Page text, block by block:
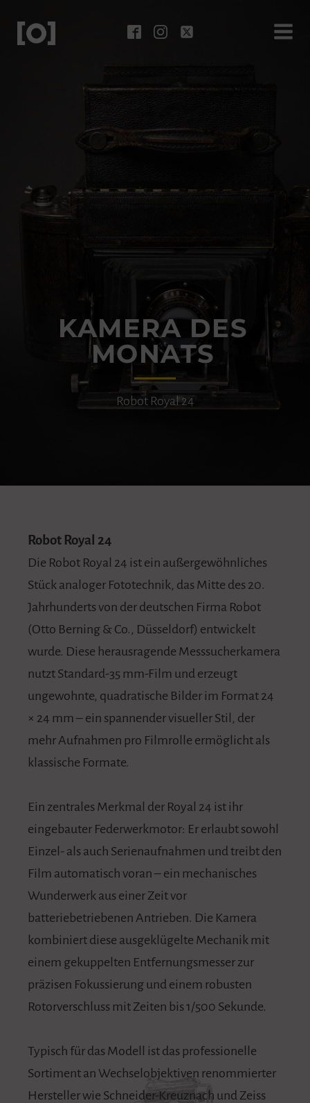
KAMERA DES
MONATS
Robot Royal 24
Robot Royal 24
Die Robot Royal 24 ist ein außergewöhnliches
Stück analoger Fototechnik, das Mitte des 20.
Jahrhunderts von der deutschen Firma Robot
(Otto Berning & Co., Düsseldorf) entwickelt
wurde. Diese herausragende Messsucherkamera
nutzt Standard-35 mm-Film und erzeugt
ungewohnte, quadratische Bilder im Format 24
× 24 mm – ein spannender visueller Stil, der
mehr Aufnahmen pro Filmrolle ermöglicht als
klassische Formate.
Ein zentrales Merkmal der Royal 24 ist ihr
eingebauter Federwerkmotor: Er erlaubt sowohl
Einzel- als auch Serienaufnahmen und treibt den
Film automatisch voran – ein mechanisches
Wunderwerk aus einer Zeit vor
batteriebetriebenen Antrieben. Die Kamera
kombiniert diese ausgeklügelte Mechanik mit
einem gekuppelten Entfernungsmesser zur
präzisen Fokussierung und einem robusten
Rotorverschluss mit Zeiten bis 1/500 Sekunde.
Typisch für das Modell ist das professionelle
Sortiment an Wechselobjektiven renommierter
Hersteller wie Schneider-Kreuznach und Zeiss